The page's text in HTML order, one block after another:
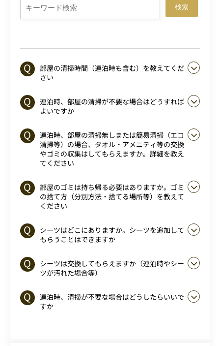
検索
部屋の清掃時間（連泊時も含む）を教えてくだ
さい
連泊時、部屋の清掃が不要な場合はどうすれば
よいですか
連泊時、部屋の清掃無しまたは簡易清掃（エコ
清掃等）の場合、タオル・アメニティ等の交換
やゴミの収集はしてもらえますか。詳細を教え
てください
部屋のゴミは持ち帰る必要はありますか。ゴミ
の捨て方（分別方法・捨てる場所等）を教えて
ください
シーツはどこにありますか。シーツを追加して
もらうことはできますか
シーツは交換してもらえますか（連泊時やシー
ツが汚れた場合等）
連泊時、清掃が不要な場合はどうしたらいいで
すか